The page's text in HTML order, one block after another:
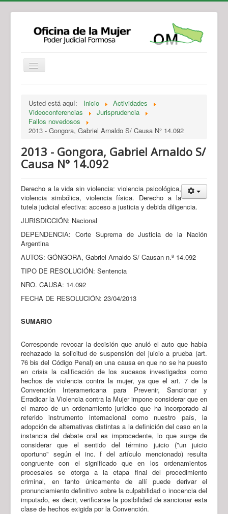
Legislación
Novedades
Recursos y Servicios de Atención
Usted está aquí: Inicio
Actividades
Videoconferencias
Jurisprudencia
Fallos novedosos
2013 - Gongora, Gabriel Arnaldo S/ Causa N° 14.092
2013 - Gongora, Gabriel Arnaldo S/
Causa N° 14.092
Derecho a la vida sin violencia: violencia psicológica,
violencia simbólica, violencia física. Derecho a la
tutela judicial efectiva: acceso a justicia y debida diligencia.
JURISDICCIÓN: Nacional
DEPENDENCIA: Corte Suprema de Justicia de la Nación
Argentina
AUTOS: GÓNGORA, Gabriel Arnaldo S/ Causan n.º 14.092
TIPO DE RESOLUCIÓN: Sentencia
NRO. CAUSA: 14.092
FECHA DE RESOLUCIÓN: 23/04/2013
SUMARIO
Corresponde revocar la decisión que anuló el auto que había
rechazado la solicitud de suspensión del juicio a prueba (art.
76 bis del Código Penal) en una causa en que no se ha puesto
en crisis la calificación de los sucesos investigados como
hechos de violencia contra la mujer, ya que el art. 7 de la
Convención Interamericana para Prevenir, Sancionar y
Erradicar la Violencia contra la Mujer impone considerar que en
el marco de un ordenamiento jurídico que ha incorporado al
referido instrumento internacional como nuestro país, la
adopción de alternativas distintas a la definición del caso en la
instancia del debate oral es improcedente, lo que surge de
considerar que el sentido del término juicio ("un juicio
oportuno" según el inc. f del artículo mencionado) resulta
congruente con el significado que en los ordenamientos
procesales se otorga a la etapa final del procedimiento
criminal, en tanto únicamente de allí puede derivar el
pronunciamiento definitivo sobre la culpabilidad o inocencia del
imputado, es decir, verificarse la posibilidad de sancionar esta
clase de hechos exigida por la Convención.